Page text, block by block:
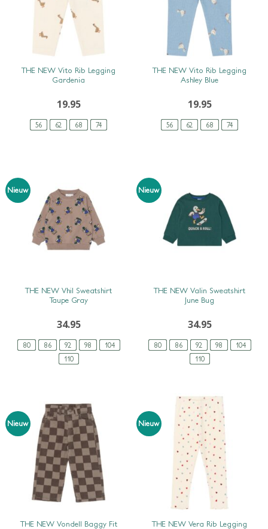
SNEL BEKIJKEN
56 62 68 74
THE NEW Vito Rib Legging
Gardenia
19.95
SNEL BEKIJKEN
56 62 68 74
THE NEW Vito Rib Legging
Ashley Blue
19.95
Nieuw
SNEL BEKIJKEN
80 86 92 98
104
110
THE NEW Vhil Sweatshirt
Taupe Gray
34.95
Nieuw
SNEL BEKIJKEN
80 86 92 98
104
110
THE NEW Valin Sweatshirt
June Bug
34.95
Nieuw
SNEL BEKIJKEN
THE NEW Vondell Baggy Fit
Nieuw
SNEL BEKIJKEN
THE NEW Vera Rib Legging